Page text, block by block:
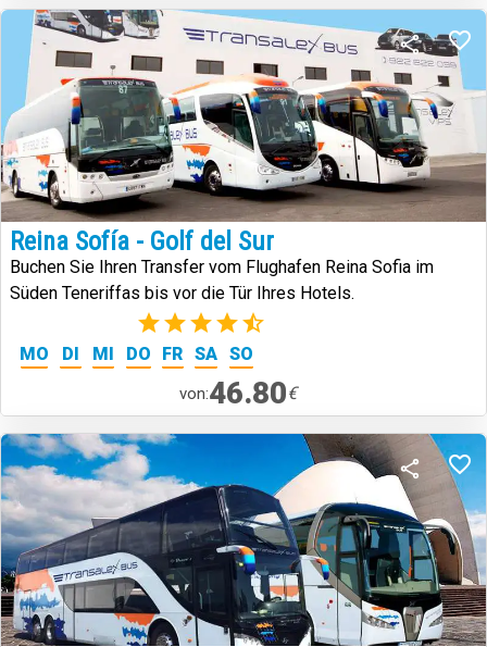
Reina Sofía - Golf del Sur
Buchen Sie Ihren Transfer vom Flughafen Reina Sofia im
Süden Teneriffas bis vor die Tür Ihres Hotels.
(22)
MO DI MI DO FR SA SO
von:46.80€